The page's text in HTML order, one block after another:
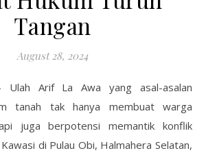
Tangan
August 28, 2024
Ulah Arif La Awa yang asal-asalan
tanah tak hanya membuat warga
juga berpotensi memantik konflik
di Pulau Obi, Halmahera Selatan,